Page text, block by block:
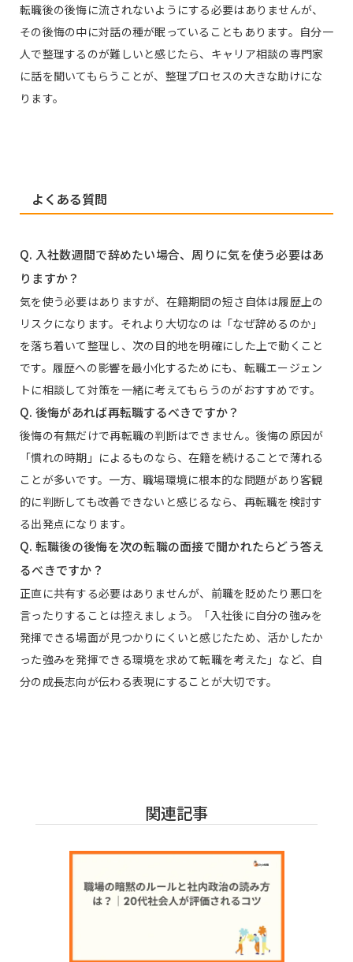
転職後の後悔に流されないようにする必要はありませんが、
その後悔の中に対話の種が眠っていることもあります。自分一
人で整理するのが難しいと感じたら、キャリア相談の専門家
に話を聞いてもらうことが、整理プロセスの大きな助けにな
ります。
よくある質問
Q. 入社数週間で辞めたい場合、周りに気を使う必要はあ
りますか？
気を使う必要はありますが、在籍期間の短さ自体は履歴上の
リスクになります。それより大切なのは「なぜ辞めるのか」
を落ち着いて整理し、次の目的地を明確にした上で動くこと
です。履歴への影響を最小化するためにも、転職エージェン
トに相談して対策を一緒に考えてもらうのがおすすめです。
Q. 後悔があれば再転職するべきですか？
後悔の有無だけで再転職の判断はできません。後悔の原因が
「慣れの時期」によるものなら、在籍を続けることで薄れる
ことが多いです。一方、職場環境に根本的な問題があり客観
的に判断しても改善できないと感じるなら、再転職を検討す
る出発点になります。
Q. 転職後の後悔を次の転職の面接で聞かれたらどう答え
るべきですか？
正直に共有する必要はありませんが、前職を貶めたり悪口を
言ったりすることは控えましょう。「入社後に自分の強みを
発揮できる場面が見つかりにくいと感じたため、活かしたか
った強みを発揮できる環境を求めて転職を考えた」など、自
分の成長志向が伝わる表現にすることが大切です。
関連記事